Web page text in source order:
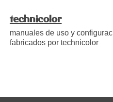
technicolor
manuales de uso y
fabricados por technicolor